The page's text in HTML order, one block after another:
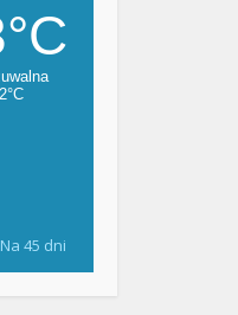
Na 45 dni